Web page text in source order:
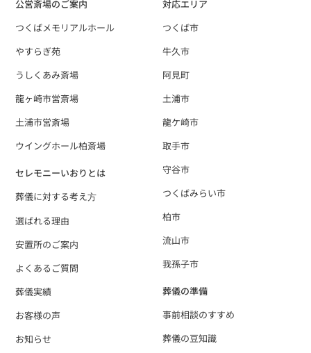
公営斎場のご案内
つくばメモリアルホール
やすらぎ苑
うしくあみ斎場
龍ヶ崎市営斎場
土浦市営斎場
ウイングホール柏斎場
対応エリア
つくば市
牛久市
阿見町
土浦市
龍ケ崎市
取手市
守谷市
つくばみらい市
柏市
流山市
我孫子市
セレモニーいおりとは
葬儀に対する考え⽅
選ばれる理由
安置所のご案内
よくあるご質問
葬儀実績
お客様の声
お知らせ
葬儀の準備
事前相談のすすめ
葬儀の豆知識